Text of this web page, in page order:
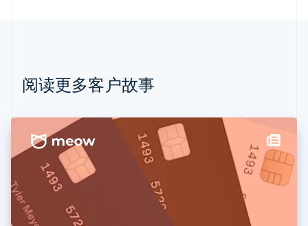
阅读更多客户故事
Nederlands Français Deutsch
波兰
丹麦
English
德国
Deutsch English
法国
FrançaisEnglish
EnglishSvenska